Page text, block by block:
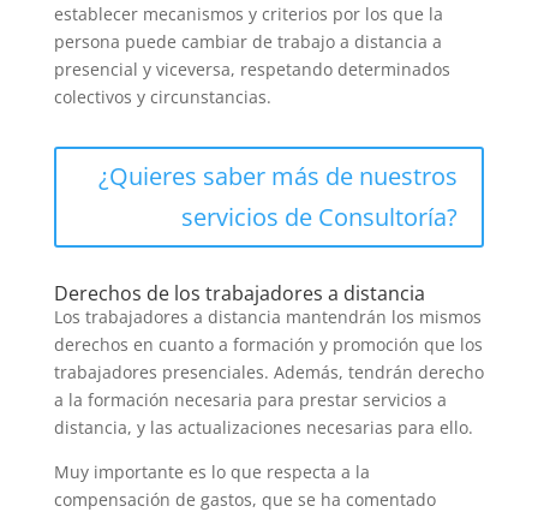
establecer mecanismos y criterios por los que la
persona puede cambiar de trabajo a distancia a
presencial y viceversa, respetando determinados
colectivos y circunstancias.
¿Quieres saber más de nuestros
servicios de Consultoría?
Derechos de los trabajadores a distancia
Los trabajadores a distancia mantendrán los mismos
derechos en cuanto a formación y promoción que los
trabajadores presenciales. Además, tendrán derecho
a la formación necesaria para prestar servicios a
distancia, y las actualizaciones necesarias para ello.
Muy importante es lo que respecta a la
compensación de gastos, que se ha comentado